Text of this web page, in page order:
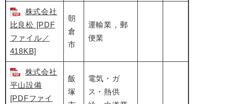
株式会社
比良松 [PDF
ファイル／
418KB]
朝
倉
市
運輸業，郵
便業
株式会社
平山設備
[PDFファイ
飯
塚
電気・ガ
ス・熱供